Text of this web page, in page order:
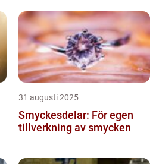
31 augusti 2025
Smyckesdelar: För egen
tillverkning av smycken